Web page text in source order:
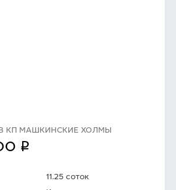
КП МАШКИНСКИЕ ХОЛМЫ
q
11.25 соток